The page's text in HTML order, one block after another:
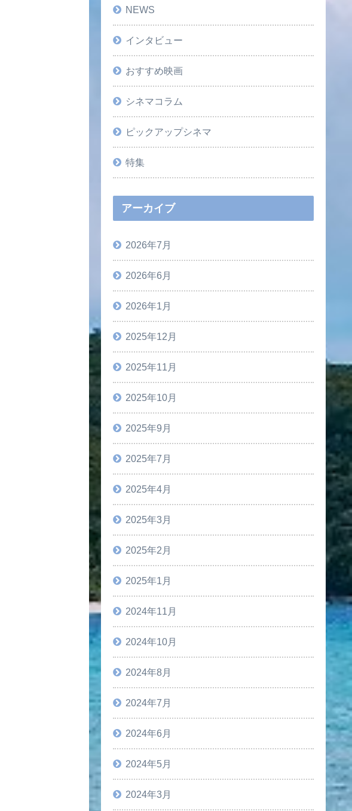
NEWS
インタビュー
おすすめ映画
シネマコラム
ピックアップシネマ
特集
アーカイブ
2026年7月
2026年6月
2026年1月
2025年12月
2025年11月
2025年10月
2025年9月
2025年7月
2025年4月
2025年3月
2025年2月
2025年1月
2024年11月
2024年10月
2024年8月
2024年7月
2024年6月
2024年5月
2024年3月